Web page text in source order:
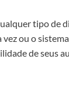
tipo de
ou o
de seus